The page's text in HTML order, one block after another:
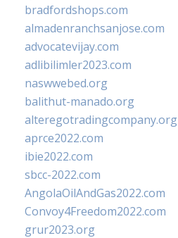
bradfordshops.com
almadenranchsanjose.com
advocatevijay.com
adlibilimler2023.com
naswwebed.org
balithut-manado.org
alteregotradingcompany.org
aprce2022.com
ibie2022.com
sbcc-2022.com
AngolaOilAndGas2022.com
Convoy4Freedom2022.com
grur2023.org